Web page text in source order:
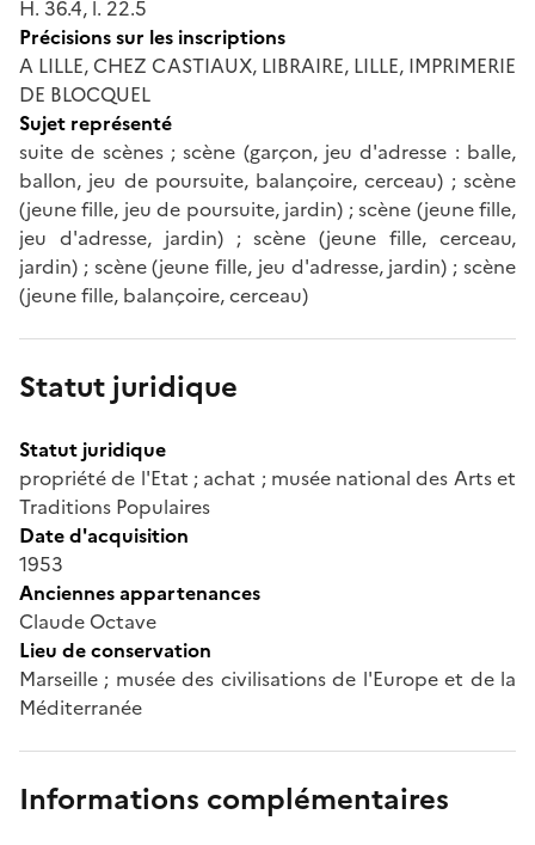
H. 36.4, l. 22.5
Précisions sur les inscriptions
A LILLE, CHEZ CASTIAUX, LIBRAIRE, LILLE, IMPRIMERIE
DE BLOCQUEL
Sujet représenté
suite de scènes ; scène (garçon, jeu d'adresse : balle,
ballon, jeu de poursuite, balançoire, cerceau) ; scène
(jeune fille, jeu de poursuite, jardin) ; scène (jeune fille,
jeu d'adresse, jardin) ; scène (jeune fille, cerceau,
jardin) ; scène (jeune fille, jeu d'adresse, jardin) ; scène
(jeune fille, balançoire, cerceau)
Statut juridique
Statut juridique
propriété de l'Etat ; achat ; musée national des Arts et
Traditions Populaires
Date d'acquisition
1953
Anciennes appartenances
Claude Octave
Lieu de conservation
Marseille ; musée des civilisations de l'Europe et de la
Méditerranée
Informations complémentaires